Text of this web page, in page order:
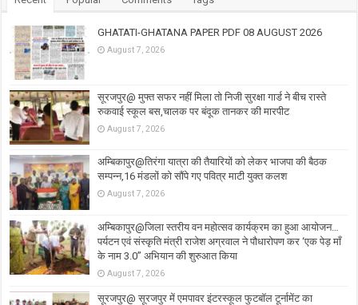
GHATATI-GHATANA PAPER PDF 08 AUGUST 2026
August 7, 2026
सूरजपुर@ मुफ्त सफर नहीं मिला तो निजी सुरक्षा गार्ड ने बीच रास्ते
रुकवाई स्कूल बस,चालक पर बंदूक तानकर की मारपीट
August 7, 2026
अम्बिकापुर@तिरंगा यात्रा की तैयारियों को लेकर भाजपा की बैठक
सम्पन्न,16 मंडलों को सौंपे गए पवित्र माटी युक्त कलश
August 7, 2026
अम्बिकापुर@जिला स्तरीय वन महोत्सव कार्यक्रम का हुआ आयोजन…
पर्यटन एवं संस्कृति मंत्री राजेश अग्रवाल ने पौधारोपण कर ‘एक पेड़ माँ
के नाम 3.0’’ अभियान की शुरुआत किया
August 7, 2026
सूरजपुर@ सूरजपुर में एमपावर इंटरस्कूल फुटबॉल टूर्नामेंट का